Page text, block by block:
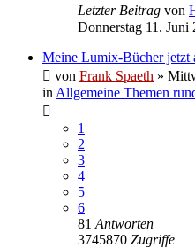
Letzter Beitrag von
Donnerstag 11. Juni
Meine Lumix-Bücher jetzt
von Frank Spaeth »
in Allgemeine Themen
1
2
3
4
5
6
81 Antworten
3745870 Zugriffe